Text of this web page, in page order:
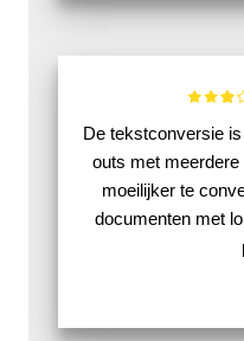
De tekstconversie
outs met
moeilijker te
documenten met